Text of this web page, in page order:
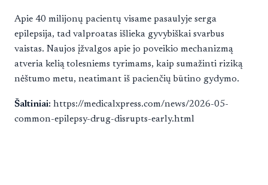
Apie 40 milijonų pacientų visame pasaulyje serga
epilepsija, tad valproatas išlieka gyvybiškai svarbus
vaistas. Naujos įžvalgos apie jo poveikio mechanizmą
atveria kelią tolesniems tyrimams, kaip sumažinti riziką
nėštumo metu, neatimant iš pacienčių būtino gydymo.
Šaltiniai: https://medicalxpress.com/news/2026-05-
common-epilepsy-drug-disrupts-early.html